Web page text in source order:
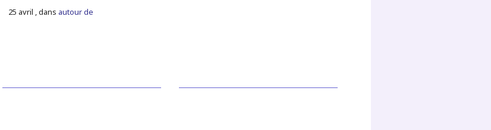
25 avril , dans autour de